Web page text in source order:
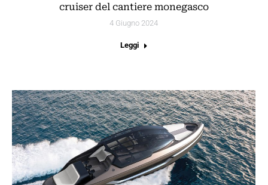
cruiser del cantiere monegasco
4 Giugno 2024
Leggi